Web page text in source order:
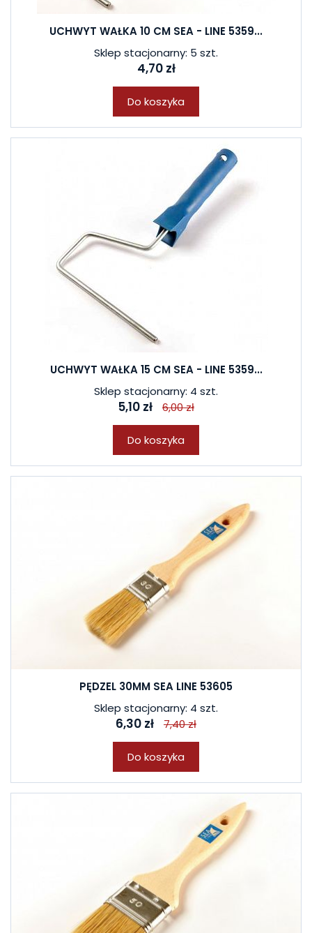
UCHWYT WAŁKA 10 CM SEA - LINE 5359...
Sklep stacjonarny: 5 szt.
4,70 zł
Do koszyka
UCHWYT WAŁKA 15 CM SEA - LINE 5359...
Sklep stacjonarny: 4 szt.
5,10 zł 6,00 zł
Do koszyka
PĘDZEL 30MM SEA LINE 53605
Sklep stacjonarny: 4 szt.
6,30 zł 7,40 zł
Do koszyka